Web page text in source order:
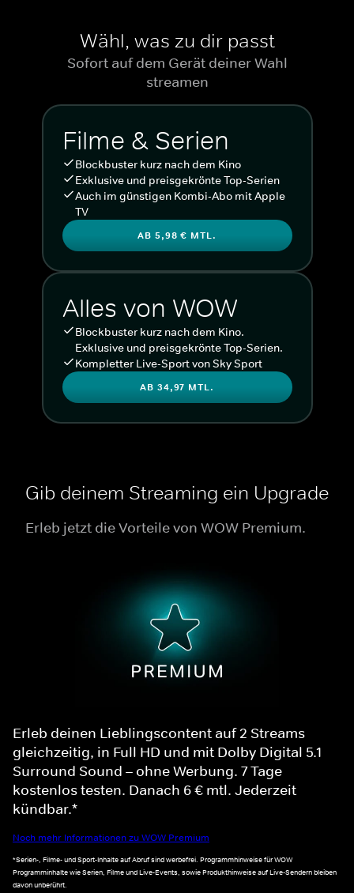
Wähl, was zu dir passt
Sofort auf dem Gerät deiner Wahl
streamen
Filme & Serien
Blockbuster kurz nach dem Kino
Exklusive und preisgekrönte Top-Serien
Auch im günstigen Kombi-Abo mit Apple
TV
AB 5,98 € MTL.
Alles von WOW
Blockbuster kurz nach dem Kino.
Exklusive und preisgekrönte Top-Serien.
Kompletter Live-Sport von Sky Sport
AB 34,97 MTL.
Gib deinem Streaming ein Upgrade
Erleb jetzt die Vorteile von WOW Premium.
Erleb deinen Lieblingscontent auf 2 Streams
gleichzeitig, in Full HD und mit Dolby Digital 5.1
Surround Sound – ohne Werbung. 7 Tage
kostenlos testen. Danach 6 € mtl. Jederzeit
kündbar.*
Noch mehr Informationen zu WOW Premium
*Serien-, Filme- und Sport-Inhalte auf Abruf sind werbefrei. Programmhinweise für WOW
Programminhalte wie Serien, Filme und Live-Events, sowie Produkthinweise auf Live-Sendern bleiben
davon unberührt.